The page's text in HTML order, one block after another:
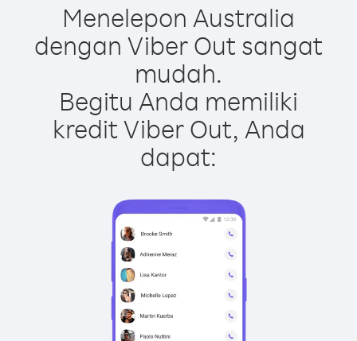
Menelepon Australia
dengan Viber Out sangat
mudah.
Begitu Anda memiliki
kredit Viber Out, Anda
dapat: